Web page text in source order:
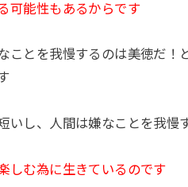
可能性もあるからです
ことを我慢するのは美徳だ
いし、人間は嫌なことを我慢
しむ為に生きているのです